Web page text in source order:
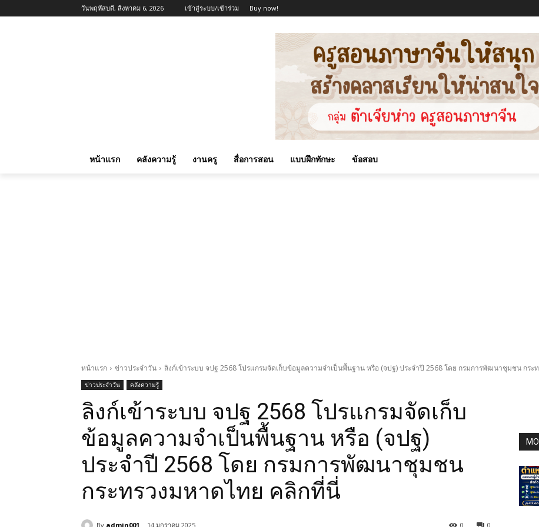
วันพฤหัสบดี, สิงหาคม 6, 2026 เข้าสู่ระบบ/เข้าร่วม Buy now!
หน้าแรก คลังความรู้ งานครู สื่อการสอน แบบฝึกทักษะ ข้อสอบ
หน้าแรก ข่าวประจำวัน ลิงก์เข้าระบบ จปฐ 2568 โปรแกรมจัดเก็บข้อมูลความจำเป็นพื้นฐาน หรือ (จปฐ) ประจำปี 2568 โดย กรมการพัฒนาชุมชน กร
ข่าวประจำวัน คลังความรู้
ลิงก์เข้าระบบ จปฐ 2568 โปรแกรมจัดเก็บ
ข้อมูลความจำเป็นพื้นฐาน หรือ (จปฐ)
ประจำปี 2568 โดย กรมการพัฒนาชุมชน
กระทรวงมหาดไทย คลิกที่นี่
By admin001 14 มกราคม 2025 0
0